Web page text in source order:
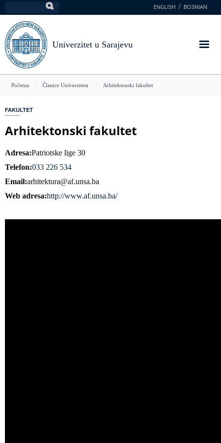
na
glavni
sadržaj
ENGLISH BOSNIAN
Univerzitet u Sarajevu
You
here
Početna Članice Univerziteta Arhitektonski fakultet
FAKULTET
Arhitektonski fakultet
Adresa Patriotske lige 30
Telefon 033 226 534
Email arhitektura@af.unsa.ba
Web adresa http://www.af.unsa.ba/